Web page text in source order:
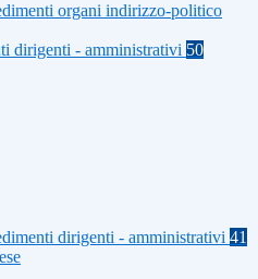
organi indirizzo-politico
dirigenti - amministrativi 50
dirigenti - amministrativi 41